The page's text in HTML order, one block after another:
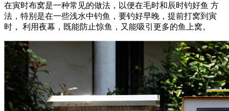
在寅时布窝是一种常见的做法，以便在毛时和辰时钓好鱼 方
法，特别是在一些浅水中钓鱼，要钓好早晚，提前打窝到寅
时， 利用夜幕，既能防止惊鱼，又能吸引更多的鱼上窝。